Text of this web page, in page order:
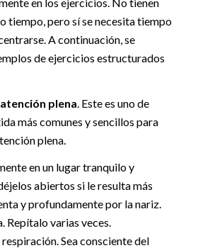
tiempo, pero sí se necesita tiempo
A continuación, se
de ejercicios estructurados
plena. Este es uno de
más comunes y sencillos para
plena.
en un lugar tranquilo y
abiertos si le resulta más
y profundamente por la nariz.
Repítalo varias veces.
Sea consciente del